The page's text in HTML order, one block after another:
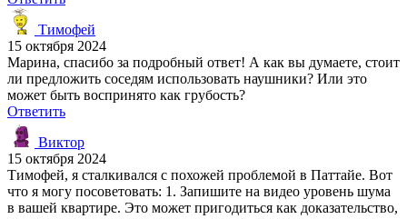
Тимофей
15 октября 2024
Марина, спасибо за подробный ответ! А как вы думаете, стоит
ли предложить соседям использовать наушники? Или это
может быть воспринято как грубость?
Ответить
Виктор
15 октября 2024
Тимофей, я сталкивался с похожей проблемой в Паттайе. Вот
что я могу посоветовать: 1. Запишите на видео уровень шума
в вашей квартире. Это может пригодиться как доказательство,